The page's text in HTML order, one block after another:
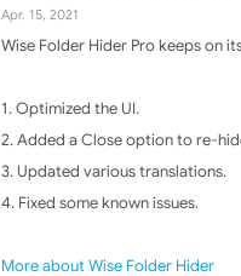
Apr. 15, 2021
Wise Folder Hider Pro keeps on
1. Optimized the UI.
2. Added a Close option to re-
3. Updated various translations.
4. Fixed some known issues.
More about Wise Folder Hider